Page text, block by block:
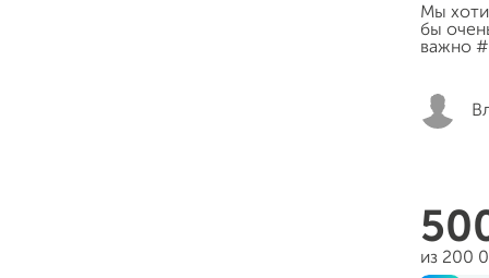
Мы
бы
важно
из 200